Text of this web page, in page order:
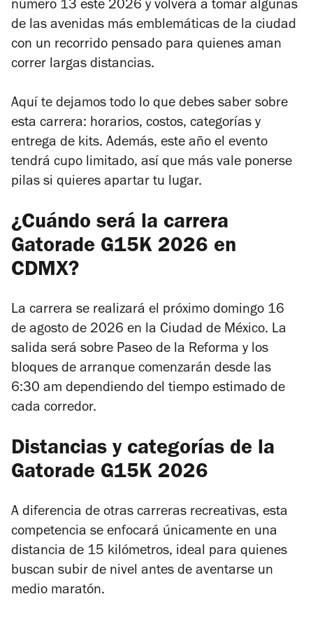
número 13 este 2026 y volverá a tomar algunas
de las avenidas más emblemáticas de la ciudad
con un recorrido pensado para quienes aman
correr largas distancias.
Aquí te dejamos todo lo que debes saber sobre
esta carrera: horarios, costos, categorías y
entrega de kits. Además, este año el evento
tendrá cupo limitado, así que más vale ponerse
pilas si quieres apartar tu lugar.
¿Cuándo será la carrera
Gatorade G15K 2026 en
CDMX?
La carrera se realizará el próximo domingo 16
de agosto de 2026 en la Ciudad de México. La
salida será sobre Paseo de la Reforma y los
bloques de arranque comenzarán desde las
6:30 am dependiendo del tiempo estimado de
cada corredor.
Distancias y categorías de la
Gatorade G15K 2026
A diferencia de otras carreras recreativas, esta
competencia se enfocará únicamente en una
distancia de 15 kilómetros, ideal para quienes
buscan subir de nivel antes de aventarse un
medio maratón.